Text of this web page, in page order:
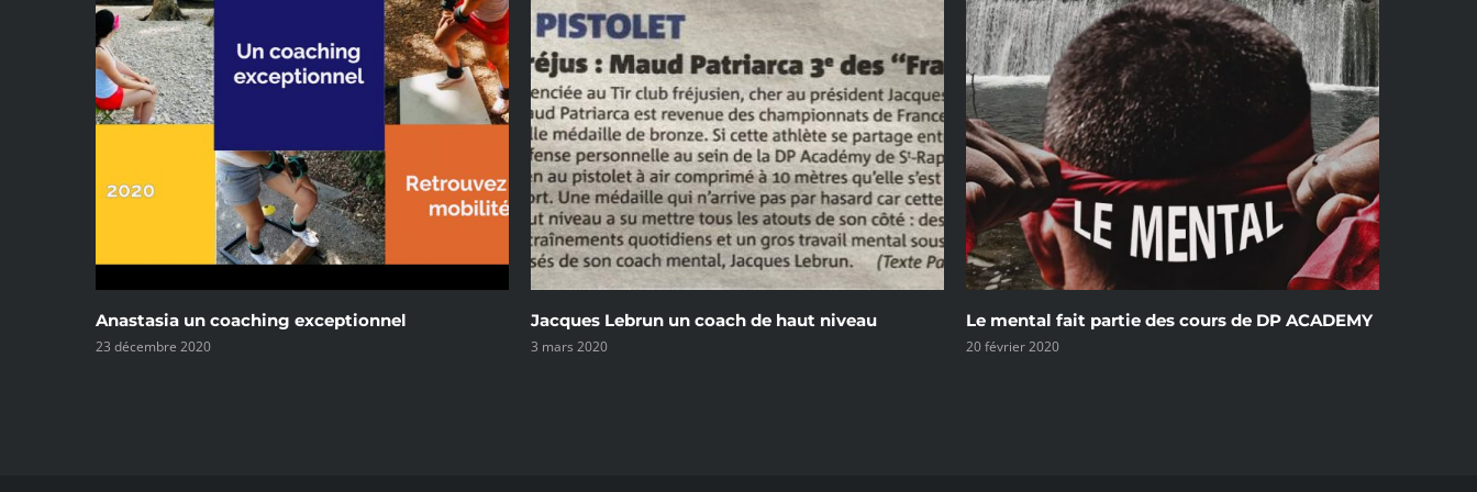
Jacques Lebrun un coach de haut niveau
3 mars 2020
Le mental fait partie des cours de DP ACADEMY Un coaching pour un podium
18 février 2020